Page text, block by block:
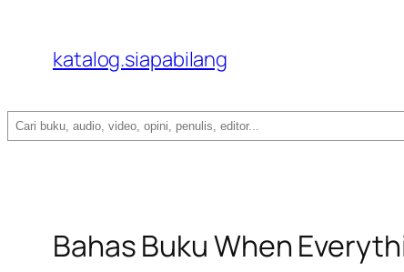
katalog.siapabilang
Search
Bahas Buku When